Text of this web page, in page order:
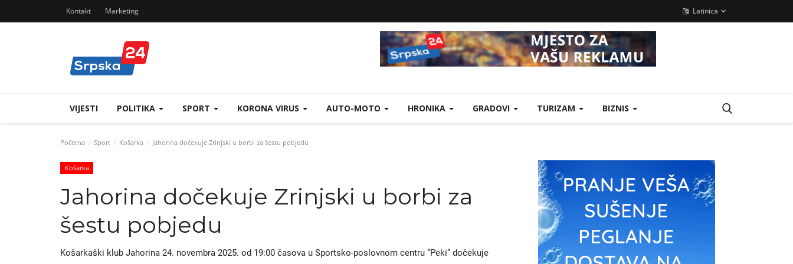
Kontakt Marketing Latinica
VIJESTI POLITIKA SPORT KORONA VIRUS AUTO-MOTO HRONIKA GRADOVI TURIZAM BIZNIS
Početna Sport Košarka Jahorina dočekuje Zrinjski u borbi za šestu pobjedu
Košarka
Jahorina dočekuje Zrinjski u borbi za
šestu pobjedu
Košarkaški klub Jahorina 24. novembra 2025. od 19:00 časova u Sportsko-poslovnom centru “Peki” dočekuje